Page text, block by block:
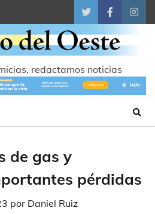
TwitterFacebook
redactamos noticias
de gas y
pérdidas
por Daniel Ruiz